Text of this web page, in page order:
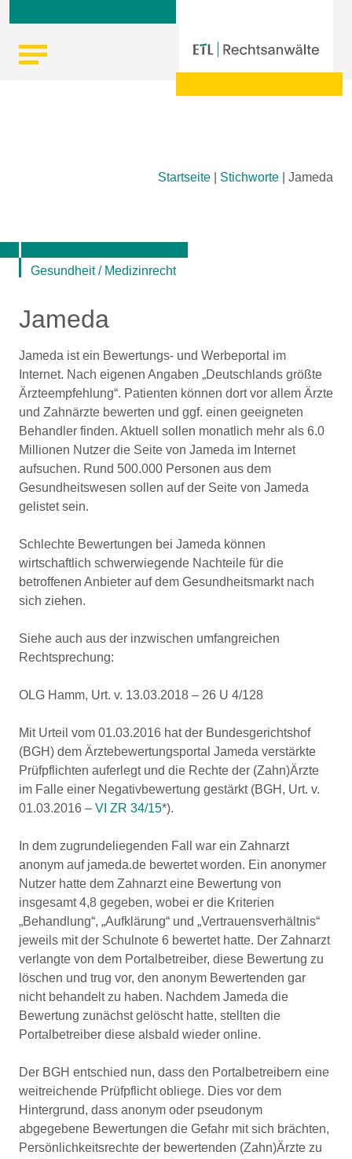
Startseite Stichworte Jameda
Gesundheit / Medizinrecht
Jameda
Jameda ist ein Bewertungs- und Werbeportal im
Internet. Nach eigenen Angaben „Deutschlands größte
Ärzteempfehlung“. Patienten können dort vor allem Ärzte
und Zahnärzte bewerten und ggf. einen geeigneten
Behandler finden. Aktuell sollen monatlich mehr als 6.0
Millionen Nutzer die Seite von Jameda im Internet
aufsuchen. Rund 500.000 Personen aus dem
Gesundheitswesen sollen auf der Seite von Jameda
gelistet sein.
Schlechte Bewertungen bei Jameda können
wirtschaftlich schwerwiegende Nachteile für die
betroffenen Anbieter auf dem Gesundheitsmarkt nach
sich ziehen.
Siehe auch aus der inzwischen umfangreichen
Rechtsprechung:
OLG Hamm, Urt. v. 13.03.2018 – 26 U 4/128
Mit Urteil vom 01.03.2016 hat der Bundesgerichtshof
(BGH) dem Ärztebewertungsportal Jameda verstärkte
Prüfpflichten auferlegt und die Rechte der (Zahn)Ärzte
im Falle einer Negativbewertung gestärkt (BGH, Urt. v.
01.03.2016 – VI ZR 34/15*).
In dem zugrundeliegenden Fall war ein Zahnarzt
anonym auf jameda.de bewertet worden. Ein anonymer
Nutzer hatte dem Zahnarzt eine Bewertung von
insgesamt 4,8 gegeben, wobei er die Kriterien
„Behandlung“, „Aufklärung“ und „Vertrauensverhältnis“
jeweils mit der Schulnote 6 bewertet hatte. Der Zahnarzt
verlangte von dem Portalbetreiber, diese Bewertung zu
löschen und trug vor, den anonym Bewertenden gar
nicht behandelt zu haben. Nachdem Jameda die
Bewertung zunächst gelöscht hatte, stellten die
Portalbetreiber diese alsbald wieder online.
Der BGH entschied nun, dass den Portalbetreibern eine
weitreichende Prüfpflicht obliege. Dies vor dem
Hintergrund, dass anonym oder pseudonym
abgegebene Bewertungen die Gefahr mit sich brächten,
Persönlichkeitsrechte der bewertenden (Zahn)Ärzte zu